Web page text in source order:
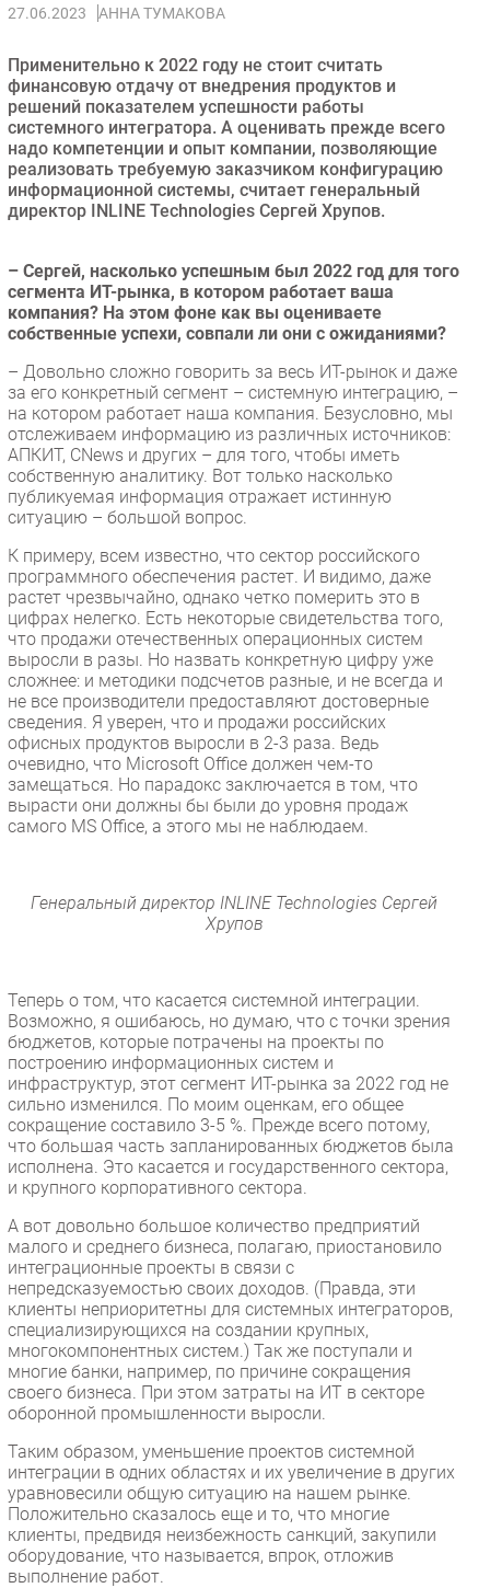
Кадры
Регулирование
Финансы
Web
Безопасность
Инновации
Гаджеты
Здоровье
РАЗДЕЛЫ
Новости
Аналитика
Интервью
Мероприятия
IT класс
Тестовый стенд
Каталог компаний
27.06.2023 АННА ТУМАКОВА
Применительно к 2022 году не стоит считать
финансовую отдачу от внедрения продуктов и
решений показателем успешности работы
системного интегратора. А оценивать прежде всего
надо компетенции и опыт компании, позволяющие
реализовать требуемую заказчиком конфигурацию
информационной системы, считает генеральный
директор INLINE Technologies Сергей Хрупов.
– Сергей, насколько успешным был 2022 год для того
сегмента ИТ-рынка, в котором работает ваша
компания? На этом фоне как вы оцениваете
собственные успехи, совпали ли они с ожиданиями?
– Довольно сложно говорить за весь ИТ-рынок и даже
за его конкретный сегмент – системную интеграцию, –
на котором работает наша компания. Безусловно, мы
отслеживаем информацию из различных источников:
АПКИТ, CNews и других – для того, чтобы иметь
собственную аналитику. Вот только насколько
публикуемая информация отражает истинную
ситуацию – большой вопрос.
К примеру, всем известно, что сектор российского
программного обеспечения растет. И видимо, даже
растет чрезвычайно, однако четко померить это в
цифрах нелегко. Есть некоторые свидетельства того,
что продажи отечественных операционных систем
выросли в разы. Но назвать конкретную цифру уже
сложнее: и методики подсчетов разные, и не всегда и
не все производители предоставляют достоверные
сведения. Я уверен, что и продажи российских
офисных продуктов выросли в 2-3 раза. Ведь
очевидно, что Microsoft Office должен чем-то
замещаться. Но парадокс заключается в том, что
вырасти они должны бы были до уровня продаж
самого MS Office, а этого мы не наблюдаем.
Генеральный директор INLINE Technologies Сергей
Хрупов
Теперь о том, что касается системной интеграции.
Возможно, я ошибаюсь, но думаю, что с точки зрения
бюджетов, которые потрачены на проекты по
построению информационных систем и
инфраструктур, этот сегмент ИТ-рынка за 2022 год не
сильно изменился. По моим оценкам, его общее
сокращение составило 3-5 %. Прежде всего потому,
что большая часть запланированных бюджетов была
исполнена. Это касается и государственного сектора,
и крупного корпоративного сектора.
А вот довольно большое количество предприятий
малого и среднего бизнеса, полагаю, приостановило
интеграционные проекты в связи с
непредсказуемостью своих доходов. (Правда, эти
клиенты неприоритетны для системных интеграторов,
специализирующихся на создании крупных,
многокомпонентных систем.) Так же поступали и
многие банки, например, по причине сокращения
своего бизнеса. При этом затраты на ИТ в секторе
оборонной промышленности выросли.
Таким образом, уменьшение проектов системной
интеграции в одних областях и их увеличение в других
уравновесили общую ситуацию на нашем рынке.
Положительно сказалось еще и то, что многие
клиенты, предвидя неизбежность санкций, закупили
оборудование, что называется, впрок, отложив
выполнение работ.